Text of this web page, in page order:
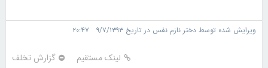
ویرایش شده توسط دختر نازم نفس در تاریخ ۹/۷/۱۳۹۳ ۲۰:۴۷
لینک مستقیم گزارش تخلف